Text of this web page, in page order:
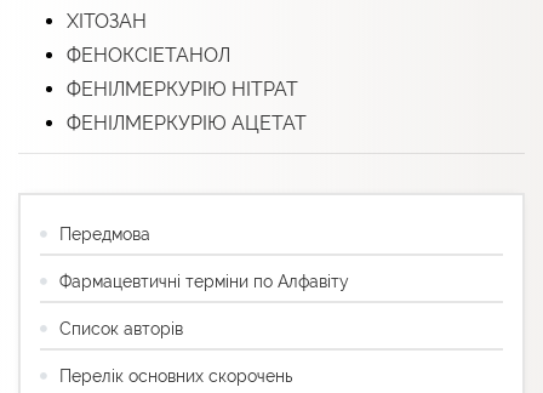
ХІТОЗАН
ФЕНОКСІЕТАНОЛ
ФЕНІЛМЕРКУРІЮ НІТРАТ
ФЕНІЛМЕРКУРІЮ АЦЕТАТ
Передмова
Фармацевтичні терміни по Алфавіту
Список авторів
Перелік основних скорочень